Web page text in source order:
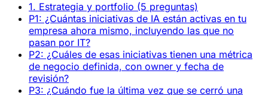
1. Estrategia y portfolio (5 preguntas)
P1: ¿Cuántas iniciativas de IA están activas en tu
empresa ahora mismo, incluyendo las que no
pasan por IT?
P2: ¿Cuáles de esas iniciativas tienen una métrica
de negocio definida, con owner y fecha de
revisión?
P3: ¿Cuándo fue la última vez que se cerró una